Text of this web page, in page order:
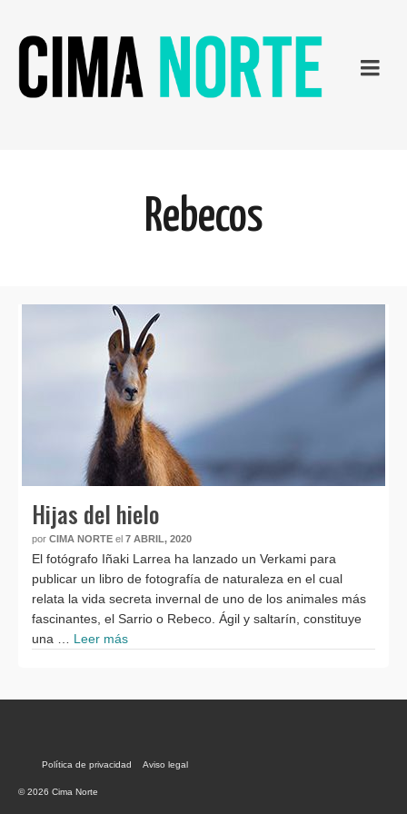
Rebecos
Hijas del hielo
por CIMA NORTE el 7 ABRIL, 2020
El fotógrafo Iñaki Larrea ha lanzado un Verkami para
publicar un libro de fotografía de naturaleza en el cual
relata la vida secreta invernal de uno de los animales más
fascinantes, el Sarrio o Rebeco. Ágil y saltarín, constituye
una … Leer más
Política de privacidad Aviso legal
© 2026 Cima Norte